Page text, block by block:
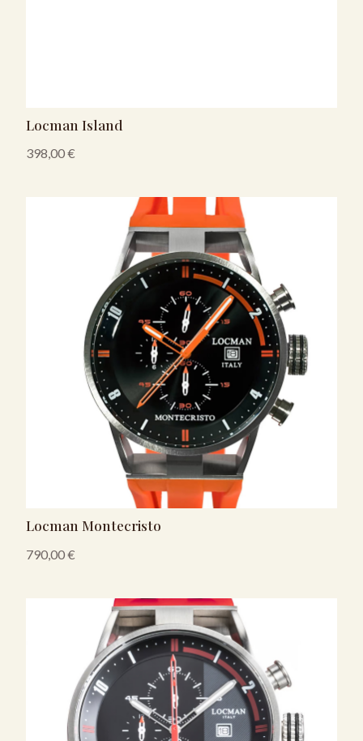
Locman Island
398,00€
Locman Montecristo
790,00€